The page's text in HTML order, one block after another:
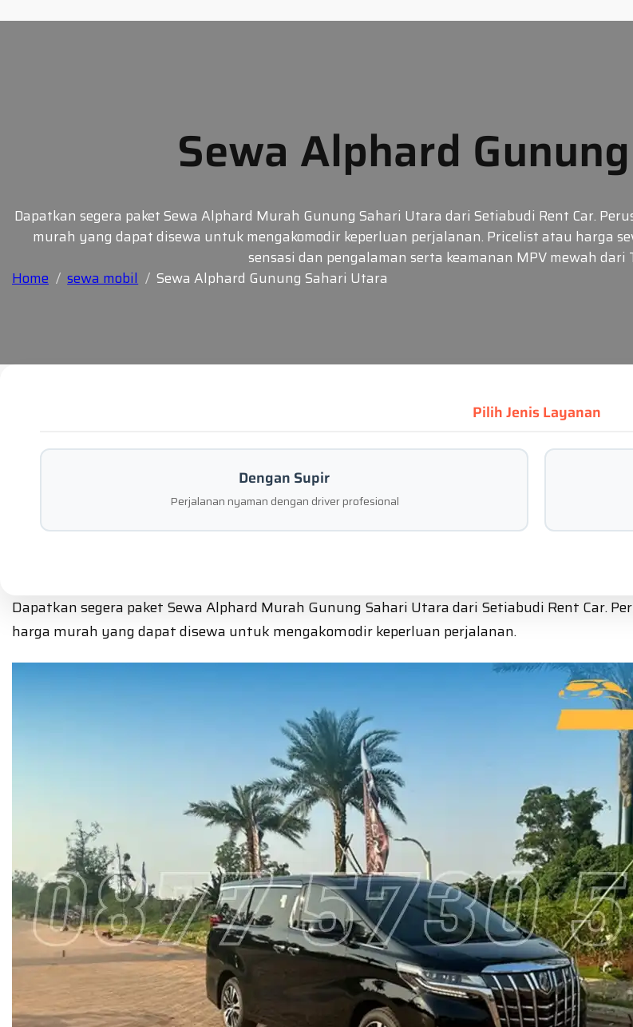
Sewa Alphard
Dapatkan segera paket Sewa Alphard Murah Gunung Sahari Utara dari Setiabudi Rent Car.
murah yang dapat disewa untuk mengakomodir keperluan perjalanan. Pricelist atau harga
sensasi dan pengalaman serta keamanan MPV mewah
Home
sewa mobil Sewa Alphard Gunung Sahari Utara
Pilih Jenis Layanan
Dengan Supir
Perjalanan nyaman dengan driver profesional
Dapatkan segera paket Sewa Alphard Murah Gunung Sahari Utara dari Setiabudi Rent Car.
harga murah yang dapat disewa untuk mengakomodir keperluan perjalanan.